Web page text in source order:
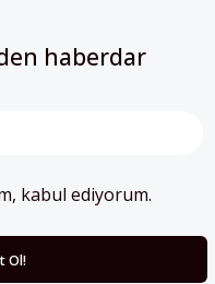
haberdar
kabul ediyorum.